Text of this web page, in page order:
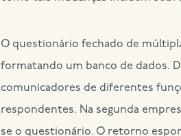
O questionário fechado de
formatando um banco de dados.
comunicadores de diferentes
respondentes. Na segunda
se o questionário. O retorno